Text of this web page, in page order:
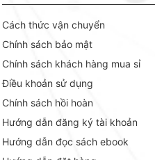
Cách thức vận chuyển
Chính sách bảo mật
Chính sách khách hàng mua sỉ
Điều khoản sử dụng
Chính sách hồi hoàn
Hướng dẫn đăng ký tài khoản
Hướng dẫn đọc sách ebook